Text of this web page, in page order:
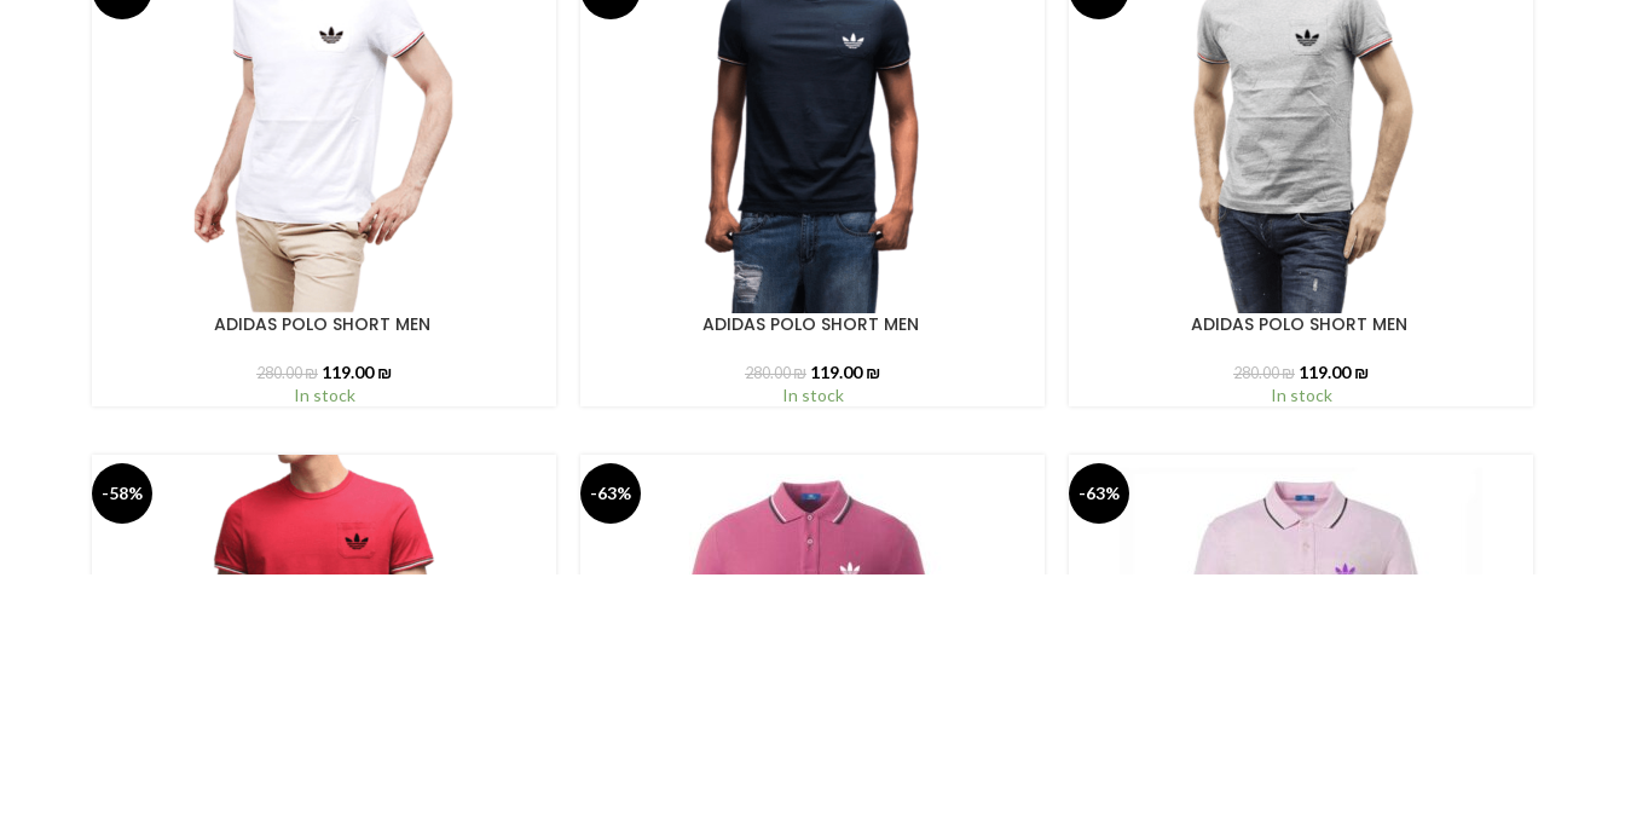
SELECT OPTIONSADIDAS POLO SHORT MEN
280.00₪ 119.00₪
In stock
SELECT OPTIONSADIDAS POLO SHORT MEN
280.00₪ 119.00₪
In stock
SELECT OPTIONSADIDAS POLO SHORT MEN
280.00₪ 119.00₪
In stock
-58% -63% -63%